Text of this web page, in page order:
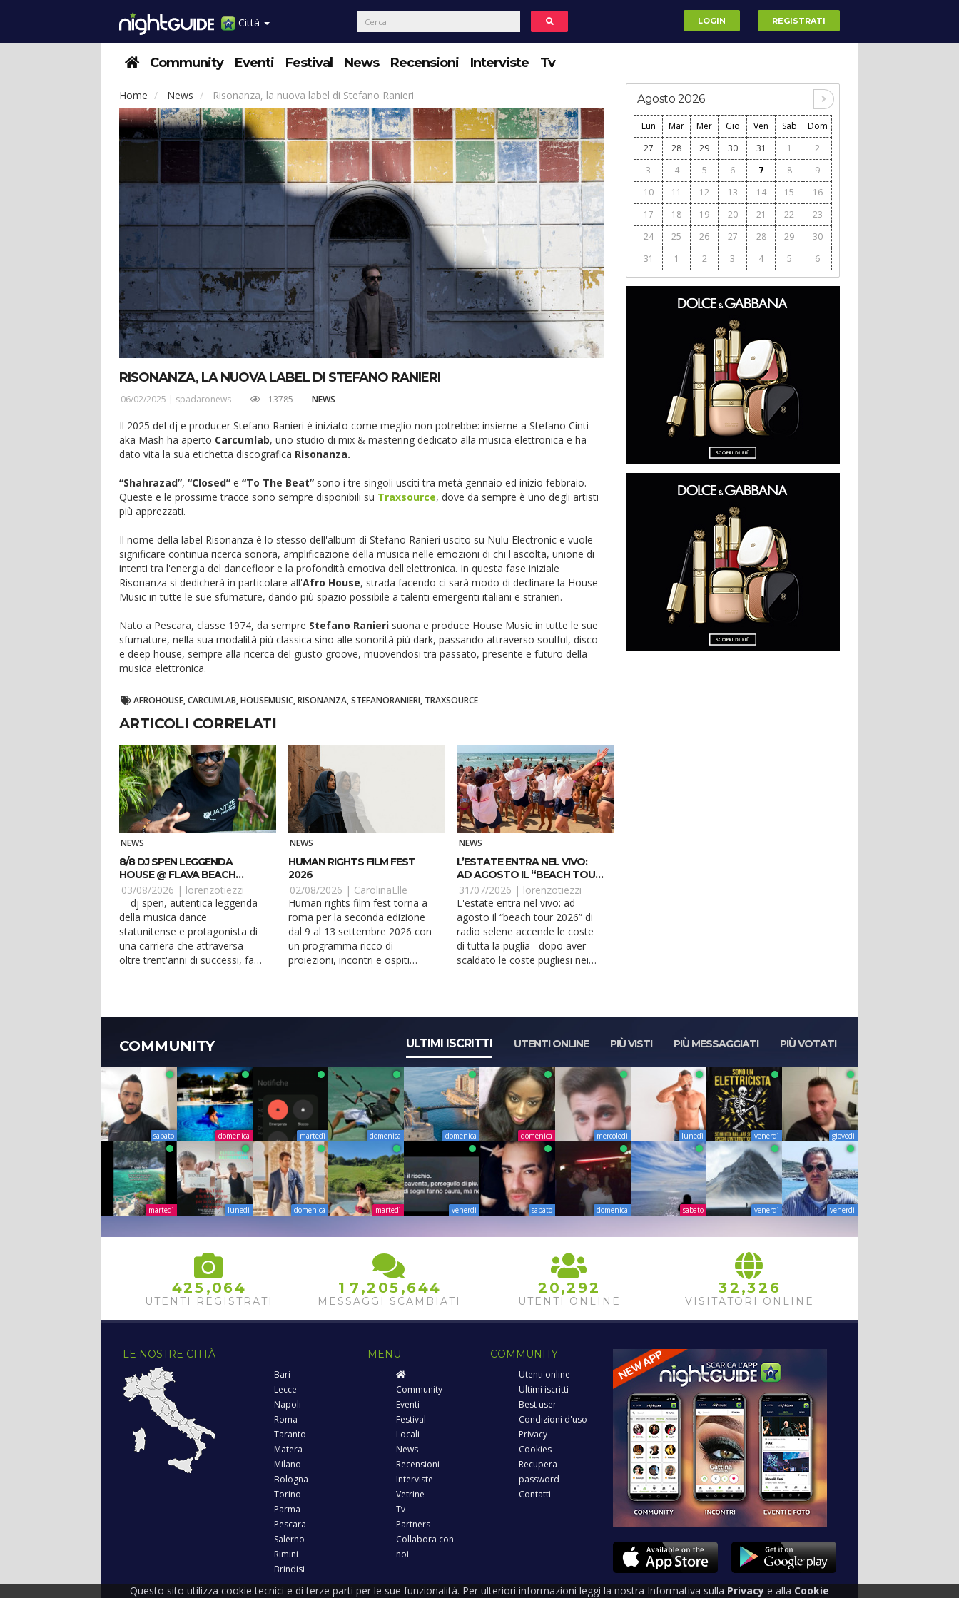
Città LOGIN REGISTRATI
Community Eventi Festival News Recensioni Interviste Tv
Home News Risonanza, la nuova label di Stefano Ranieri
RISONANZA, LA NUOVA LABEL DI STEFANO RANIERI
06/02/2025 | spadaronews 13785 NEWS
Il 2025 del dj e producer Stefano Ranieri è iniziato come meglio non potrebbe: insieme a Stefano Cinti
aka Mash ha aperto Carcumlab, uno studio di mix & mastering dedicato alla musica elettronica e ha
dato vita la sua etichetta discografica Risonanza.
“Shahrazad”, “Closed” e “To The Beat” sono i tre singoli usciti tra metà gennaio ed inizio febbraio.
Queste e le prossime tracce sono sempre disponibili su Traxsource, dove da sempre è uno degli artisti
più apprezzati.
Il nome della label Risonanza è lo stesso dell'album di Stefano Ranieri uscito su Nulu Electronic e vuole
significare continua ricerca sonora, amplificazione della musica nelle emozioni di chi l'ascolta, unione di
intenti tra l'energia del dancefloor e la profondità emotiva dell'elettronica. In questa fase iniziale
Risonanza si dedicherà in particolare all'Afro House, strada facendo ci sarà modo di declinare la House
Music in tutte le sue sfumature, dando più spazio possibile a talenti emergenti italiani e stranieri.
Nato a Pescara, classe 1974, da sempre Stefano Ranieri suona e produce House Music in tutte le sue
sfumature, nella sua modalità più classica sino alle sonorità più dark, passando attraverso soulful, disco
e deep house, sempre alla ricerca del giusto groove, muovendosi tra passato, presente e futuro della
musica elettronica.
AFROHOUSE, CARCUMLAB, HOUSEMUSIC, RISONANZA, STEFANORANIERI, TRAXSOURCE
ARTICOLI CORRELATI
NEWS
8/8 DJ SPEN LEGGENDA
HOUSE @ FLAVA BEACH
CASTEL VOLTURNO CE
03/08/2026 | lorenzotiezzi
della musica dance
statunitense e protagonista di
una carriera che attraversa
oltre trent'anni di successi, fa
NEWS
HUMAN RIGHTS FILM FEST
2026
02/08/2026 | CarolinaElle
Human rights film fest torna a
roma per la seconda edizione
dal 9 al 13 settembre 2026 con
un programma ricco di
proiezioni, incontri e ospiti
NEWS
L’ESTATE ENTRA NEL VIVO:
AD AGOSTO IL “BEACH TOUR
2026” DI RADIO SELENE
ACCENDE LE COSTE DI
TUTTA LA PUGLIA
31/07/2026 | lorenzotiezzi
L'estate entra nel vivo: ad
agosto il “beach tour 2026” di
radio selene accende le coste
di tutta la puglia dopo aver
scaldato le coste pugliesi nei
Agosto 2026
Lun Mar Mer Gio Ven Sab
Dom
27
28 29 30 31 1
2
3
4 5 6 7 8
9
10
11 12 13 14 15
16
17
18 19 20 21 22
23
24
25 26 27 28 29
30
31
1 2 3 4 5 6
COMMUNITY ULTIMI ISCRITTI UTENTI ONLINE PIÙ VISTI PIÙ MESSAGGIATI PIÙ VOTATI
sabato domenica martedì domenica domenica domenica mercoledì lunedì venerdì giovedì
martedì lunedì domenica martedì venerdì sabato domenica sabato venerdì venerdì
425 ,064
UTENTI REGISTRATI
1 7 ,2 05 ,644
MESSAGGI SCAMBIATI
2 0,2 92
UTENTI ONLINE
32 ,32 6
VISITATORI ONLINE
LE NOSTRE CITTÀ
Bari
Lecce
Napoli
Roma
Taranto
Matera
Milano
Bologna
Torino
Parma
Pescara
Salerno
Rimini
Brindisi
MENU
Community
Eventi
Festival
Locali
News
Recensioni
Interviste
Vetrine
Tv
Partners
Collabora con
noi
COMMUNITY
Utenti online
Ultimi iscritti
Best user
Condizioni d'uso
Privacy
Cookies
Recupera
password
Contatti
Questo sito utilizza cookie tecnici e di terze parti per le sue funzionalità. Per ulteriori informazioni leggi la nostra Informativa sulla Privacy e alla Cookie